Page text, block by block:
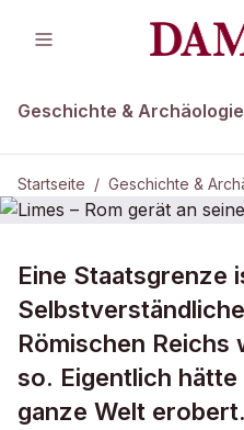
Geschichte & Archäologie
Startseite / Geschichte &
Limes – Rom
Grenzen
Eine Staatsgrenze
Römischen Reichs
so. Eigentlich hätte
ganze Welt